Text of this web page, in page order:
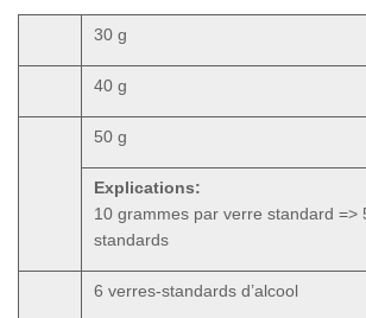
30 g
40 g
50 g
Explications:
10 grammes par verre standard =>
standards
6 verres-standards d’alcool